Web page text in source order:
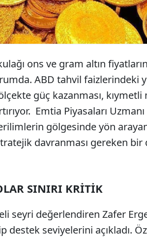
ons ve gram altın
ABD tahvil faizlerindeki
güç kazanması,
Emtia Piyasaları
gölgesinde yön
davranması gereken
SINIRI KRİTİK
seyri değerlendiren Zafer
destek seviyelerini açıkladı.